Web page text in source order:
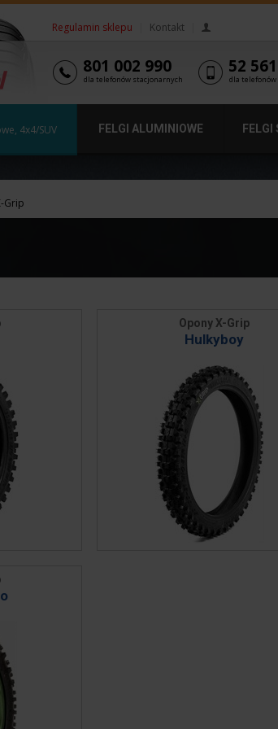
Regulamin sklepu Kontakt
801 002 990
dla telefonów stacjonarnych
52
dla
4x4/SUV FELGI ALUMINIOWE FELGI
Grip
Opony X-Grip
Hulkyboy